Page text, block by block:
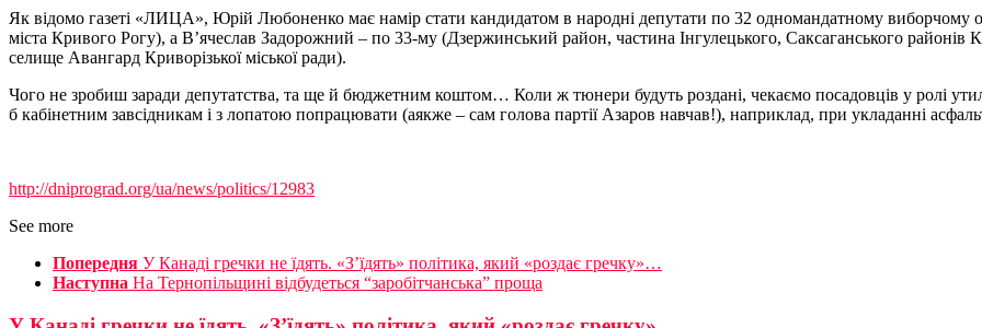
Як відомо газеті «ЛИЦА», Юрій Любоненко має намір стати кандидатом в народні депутати по 32 одномандатному виборчому
міста Кривого Рогу), а В’ячеслав Задорожний – по 33-му (Дзержинський район, частина Інгулецького, Саксаганського районів
селище Авангард Криворізької міської ради).
Чого не зробиш заради депутатства, та ще й бюджетним коштом… Коли ж тюнери будуть роздані, чекаємо посадовців у ролі
б кабінетним завсідникам і з лопатою попрацювати (аякже – сам голова партії Азаров навчав!), наприклад, при укладанні
http://dniprograd.org/ua/news/politics/12983
See more
Попередня У Канаді гречки не їдять. «З’їдять» політика, який «роздає гречку»…
Наступна На Тернопільщині відбудеться “заробітчанська” проща